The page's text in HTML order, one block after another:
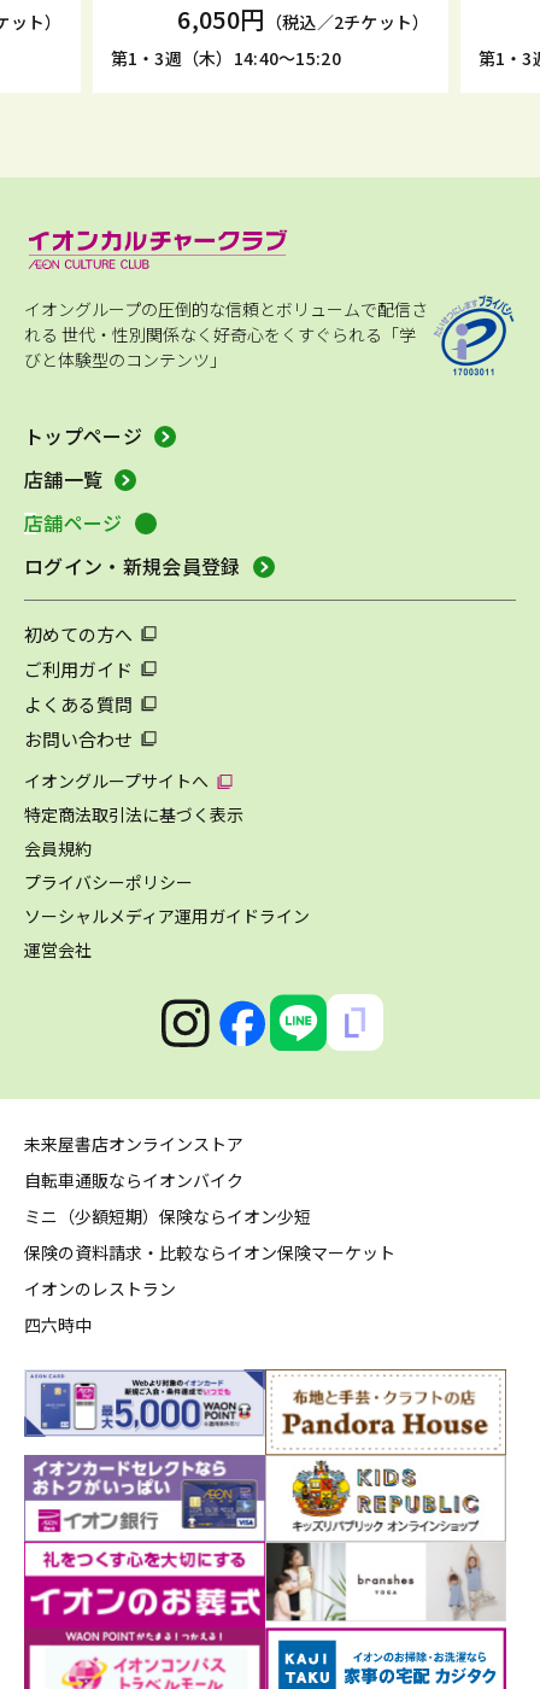
ト）
6,050円 （税込／2チケット）
第1・3週（木）14:40～15:20
第1・3
イオングループの圧倒的な信頼とボリュームで配信さ
れる 世代・性別関係なく好奇心をくすぐられる「学
びと体験型のコンテンツ」
トップページ
店舗一覧
店舗ページ
ログイン・新規会員登録
初めての方へ
ご利用ガイド
よくある質問
お問い合わせ
イオングループサイトへ
特定商法取引法に基づく表示
会員規約
プライバシーポリシー
ソーシャルメディア運用ガイドライン
運営会社
未来屋書店オンラインストア
自転車通販ならイオンバイク
ミニ（少額短期）保険ならイオン少短
保険の資料請求・比較ならイオン保険マーケット
イオンのレストラン
四六時中